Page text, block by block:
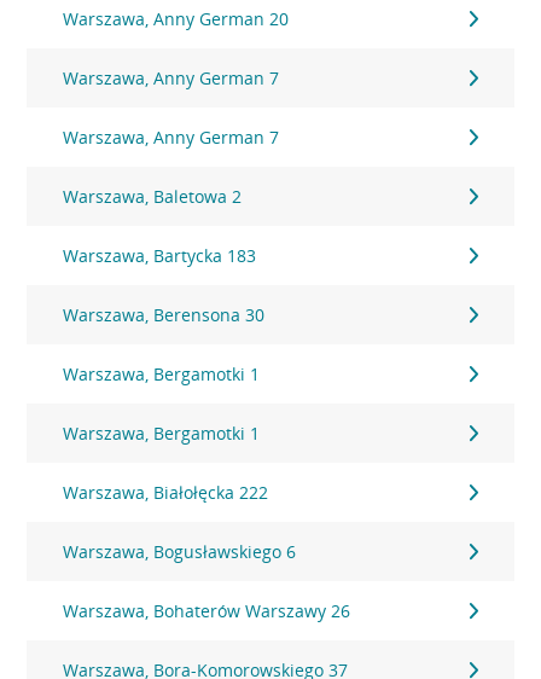
Warszawa, Anny German 20
Warszawa, Anny German 7
Warszawa, Anny German 7
Warszawa, Baletowa 2
Warszawa, Bartycka 183
Warszawa, Berensona 30
Warszawa, Bergamotki 1
Warszawa, Bergamotki 1
Warszawa, Białołęcka 222
Warszawa, Bogusławskiego 6
Warszawa, Bohaterów Warszawy 26
Warszawa, Bora-Komorowskiego 37